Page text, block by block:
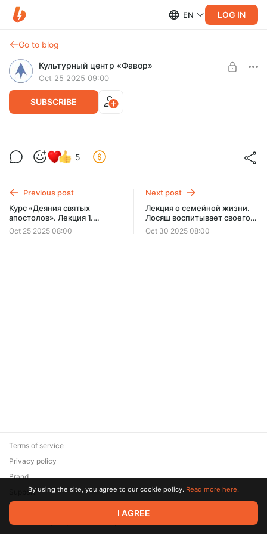
EN LOG IN
Go to blog
Культурный центр «Фавор»
Oct 25 2025 09:00
SUBSCRIBE
Читаем К. С. Льюиса "Размышления о
псалмах" | протоиерей Игорь Гагарин,
SUBSCRIBE
5
Previous post
Курс «Деяния святых
апостолов». Лекция 1.
Занимательная география в
книге Деяний | протоиерей
Oct 25 2025 08:00
Next post
Лекция о семейной жизни.
Лосяш воспитывает своего
клона, чтобы научиться
танцевать диско и помочь
Oct 30 2025 08:00
© 2026 Zaya Solutions Limited. All rights reserved. All trademarks
are the property of their respective owners.
Terms of service
Privacy policy
Brand
SupportBy using the site, you agree to our cookie policy. Read more here.
I AGREE